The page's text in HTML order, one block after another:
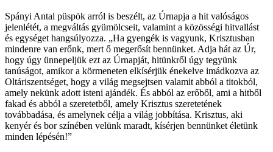
Spányi Antal püspök arról is beszélt, az Úrnapja a hit valóságos
jelenlétét, a megváltás gyümölcseit, valamint a közösségi hitvallást
és egységet hangsúlyozza. „Ha gyengék is vagyunk, Krisztusban
mindenre van erőnk, mert ő megerősít bennünket. Adja hát az Úr,
hogy úgy ünnepeljük ezt az Úrnapját, hitünkről úgy tegyünk
tanúságot, amikor a körmeneten elkísérjük énekelve imádkozva az
Oltáriszentséget, hogy a világ megsejtsen valamit abból a titokból,
amely nekünk adott isteni ajándék. És abból az erőből, ami a hitből
fakad és abból a szeretetből, amely Krisztus szeretetének
továbbadása, és amelynek célja a világ jobbítása. Krisztus, aki
kenyér és bor színében velünk maradt, kísérjen bennünket életünk
minden lépésén!”